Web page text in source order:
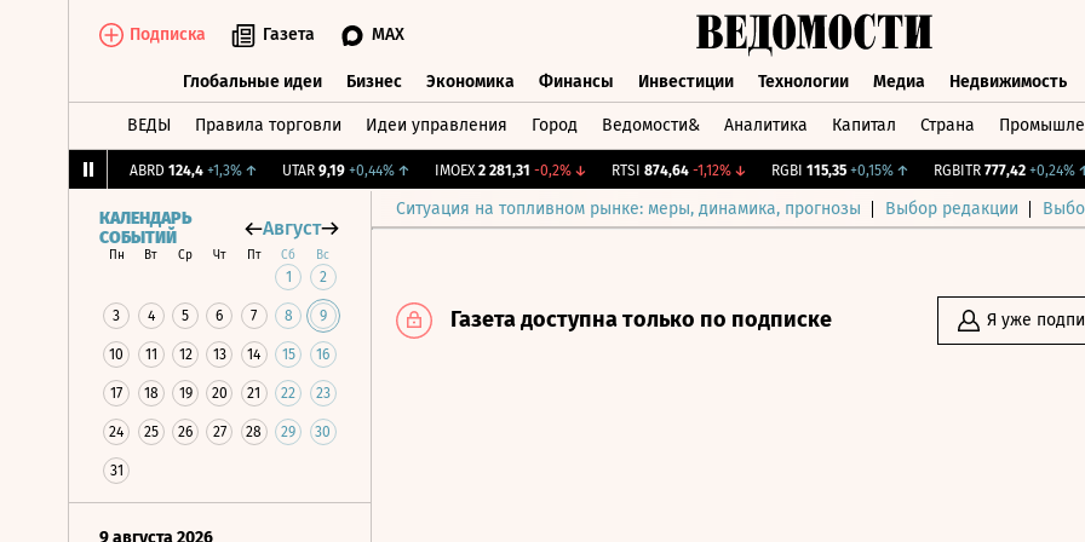
Подписка Газета MAX
Глобальные идеи Бизнес Экономика Финансы Инвестиции Технологии Медиа Недвижимость
ВЕДЫ Правила торговли Идеи управления Город Ведомости& Аналитика Капитал Страна
ABRD 124,4 +1,3% ↑ UTAR 9,19 +0,44%↑ IMOEX 2 281,31 -0,2%↓ RTSI 874,64 -1,12% ↓ RGBI 115,35 +0,15% ↑ RGBITR 777,42 +0,24%↑
Ситуация на топливном рынке: меры, динамика, прогнозы Выбор редакции
КАЛЕНДАРЬ
СОБЫТИЙ
Август
Пн Вт Ср Чт Пт Сб Вс
1 2
3 4 5 6 7 8 9
10 11 12 13 14 15 16
17 18 19 20 21 22 23
24 25 26 27 28 29 30
31
9 августа 2026
Газета доступна только по подписке Я уже